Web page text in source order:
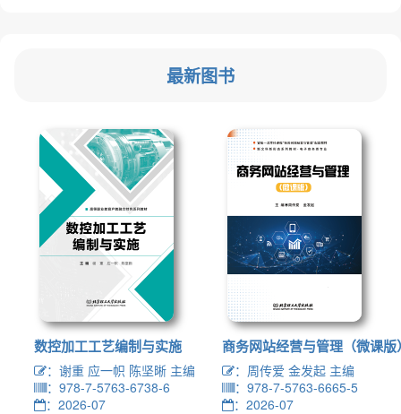
最新图书
数控加工工艺编制与实施
：谢重 应一帜 陈坚晰 主编
：978-7-5763-6738-6
：2026-07
商务网站经营与管理（微课版
：周传爱 金发起 主编
：978-7-5763-6665-5
：2026-07